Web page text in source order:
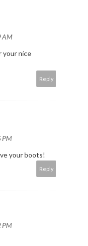
AM
your nice
Reply
PM
your boots!
Reply
PM